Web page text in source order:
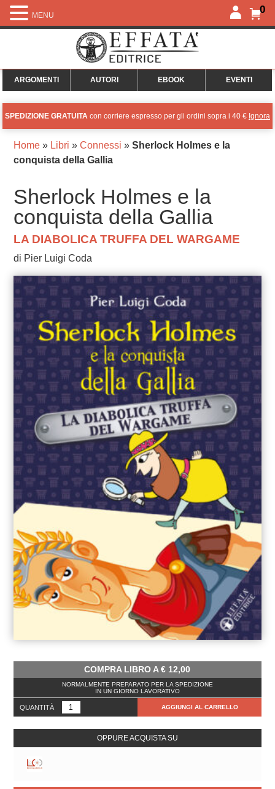
0
ARGOMENTI AUTORI EBOOK EVENTI
SPEDIZIONE GRATUITA con corriere espresso per gli ordini sopra i 40 € Ignora
Home» Libri » Connessi » Sherlock Holmes e la
conquista della Gallia
Sherlock Holmes e la
conquista della Gallia
LA DIABOLICA TRUFFA DEL WARGAME
di Pier Luigi Coda
COMPRA LIBRO A€ 12,00
NORMALMENTE PREPARATO PER LA SPEDIZIONE
IN UN GIORNO LAVORATIVO
QUANTITÀ AGGIUNGI AL CARRELLO
OPPURE ACQUISTA SU
MENU